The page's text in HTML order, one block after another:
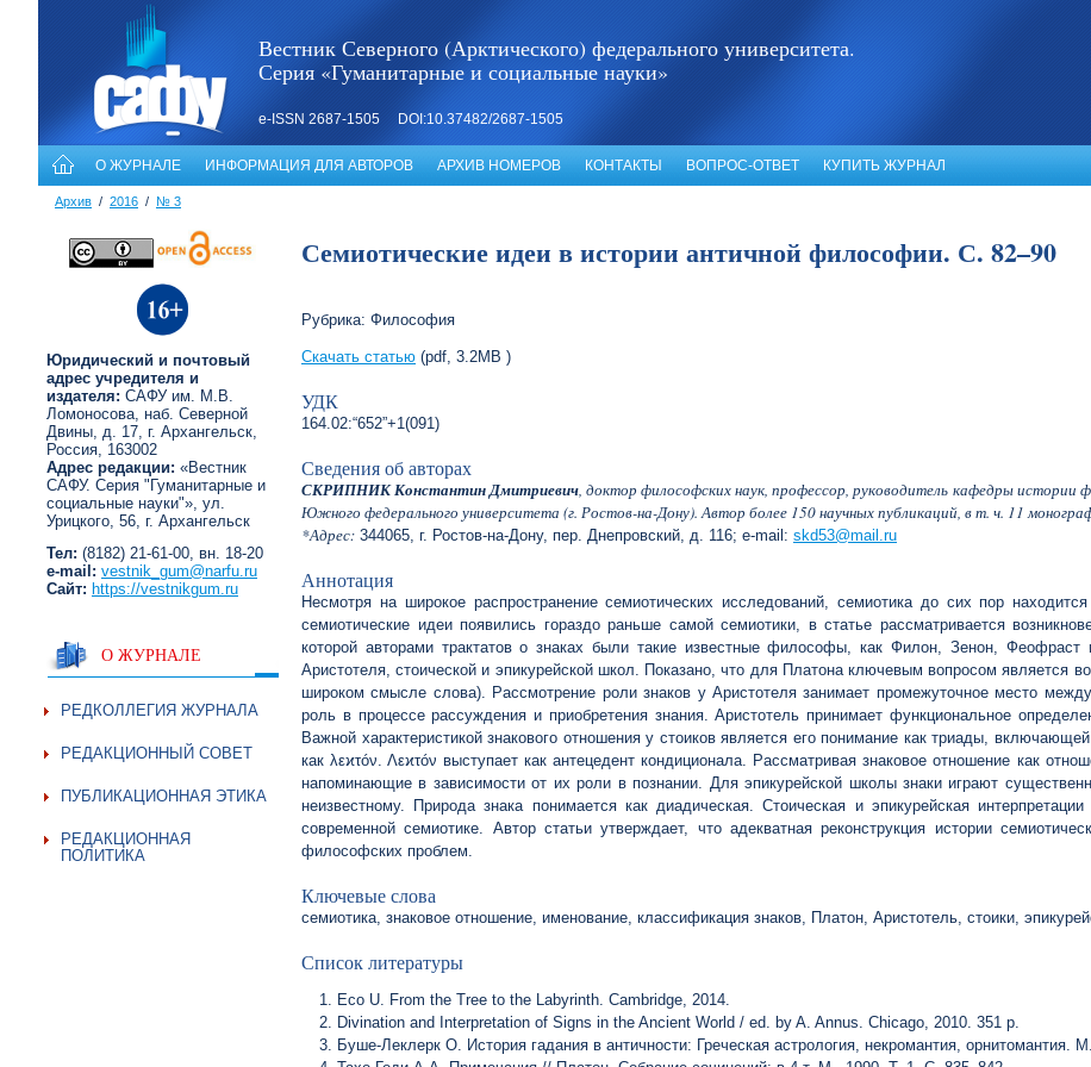
Вестник Северного (Арктического) федерального университета.
Серия «Гуманитарные и социальные науки»
e-ISSN 2687-1505 DOI:10.37482/2687-1505
О ЖУРНАЛЕ ИНФОРМАЦИЯ ДЛЯ АВТОРОВ АРХИВ НОМЕРОВ КОНТАКТЫ ВОПРОС-ОТВЕТ КУПИТЬ ЖУРНАЛ
Архив / 2016 / № 3
Юридический и почтовый
адрес учредителя и
издателя: САФУ им. М.В.
Ломоносова, наб. Северной
Двины, д. 17, г. Архангельск,
Россия, 163002
Адрес редакции: «Вестник
САФУ. Серия "Гуманитарные и
социальные науки"», ул.
Урицкого, 56, г. Архангельск
Тел: (8182) 21-61-00, вн. 18-20
e-mail: vestnik_gum@narfu.ru
Сайт: https://vestnikgum.ru
О ЖУРНАЛЕ
РЕДКОЛЛЕГИЯ ЖУРНАЛА
РЕДАКЦИОННЫЙ СОВЕТ
ПУБЛИКАЦИОННАЯ ЭТИКА
РЕДАКЦИОННАЯ
ПОЛИТИКА
Семиотические идеи в истории античной философии. С. 82–90
Рубрика: Философия
Скачать статью (pdf, 3.2MB )
УДК
164.02:“652”+1(091)
Сведения об авторах
СКРИПНИК Константин Дмитриевич, доктор философских наук, профессор, руководитель кафедры
Южного федерального университета (г. Ростов-на-Дону). Автор более 150 научных публикаций, в т. ч. 11
*Адрес: 344065, г. Ростов-на-Дону, пер. Днепровский, д. 116; e-mail: skd53@mail.ru
Аннотация
Несмотря на широкое распространение семиотических исследований, семиотика до сих пор
семиотические идеи появились гораздо раньше самой семиотики, в статье рассматривается
которой авторами трактатов о знаках были такие известные философы, как Филон, Зенон,
Аристотеля, стоической и эпикурейской школ. Показано, что для Платона ключевым вопросом является
широком смысле слова). Рассмотрение роли знаков у Аристотеля занимает промежуточное место
роль в процессе рассуждения и приобретения знания. Аристотель принимает функциональное
Важной характеристикой знакового отношения у стоиков является его понимание как триады,
как λεϰτóν. Λεϰτóν выступает как антецедент кондиционала. Рассматривая знаковое отношение как
напоминающие в зависимости от их роли в познании. Для эпикурейской школы знаки играют
неизвестному. Природа знака понимается как диадическая. Стоическая и эпикурейская
современной семиотике. Автор статьи утверждает, что адекватная реконструкция истории
философских проблем.
Ключевые слова
семиотика, знаковое отношение, именование, классификация знаков, Платон, Аристотель, стоики,
Список литературы
Eco U. From the Tree to the Labyrinth. Cambridge, 2014.
Divination and Interpretation of Signs in the Ancient World / ed. by A. Annus. Chicago, 2010. 351 p.
Буше-Леклерк О. История гадания в античности: Греческая астрология, некромантия, орнитомантия.